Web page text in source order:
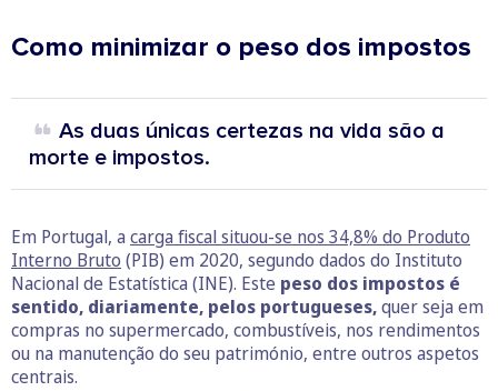
Como minimizar o peso dos impostos
As duas únicas certezas na vida são a
morte e impostos.
Em Portugal, a carga fiscal situou-se nos 34,8% do Produto
Interno Bruto (PIB) em 2020, segundo dados do Instituto
Nacional de Estatística (INE). Este peso dos impostos é
sentido, diariamente, pelos portugueses,quer seja em
compras no supermercado, combustíveis, nos rendimentos
ou na manutenção do seu património, entre outros aspetos
centrais.